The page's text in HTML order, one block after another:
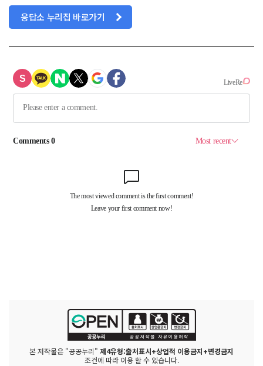
응답소 누리집 바로가기
본 저작물은 "공공누리" 제4유형:출처표시+상업적 이용금지+변경금지
조건에 따라 이용 할 수 있습니다.